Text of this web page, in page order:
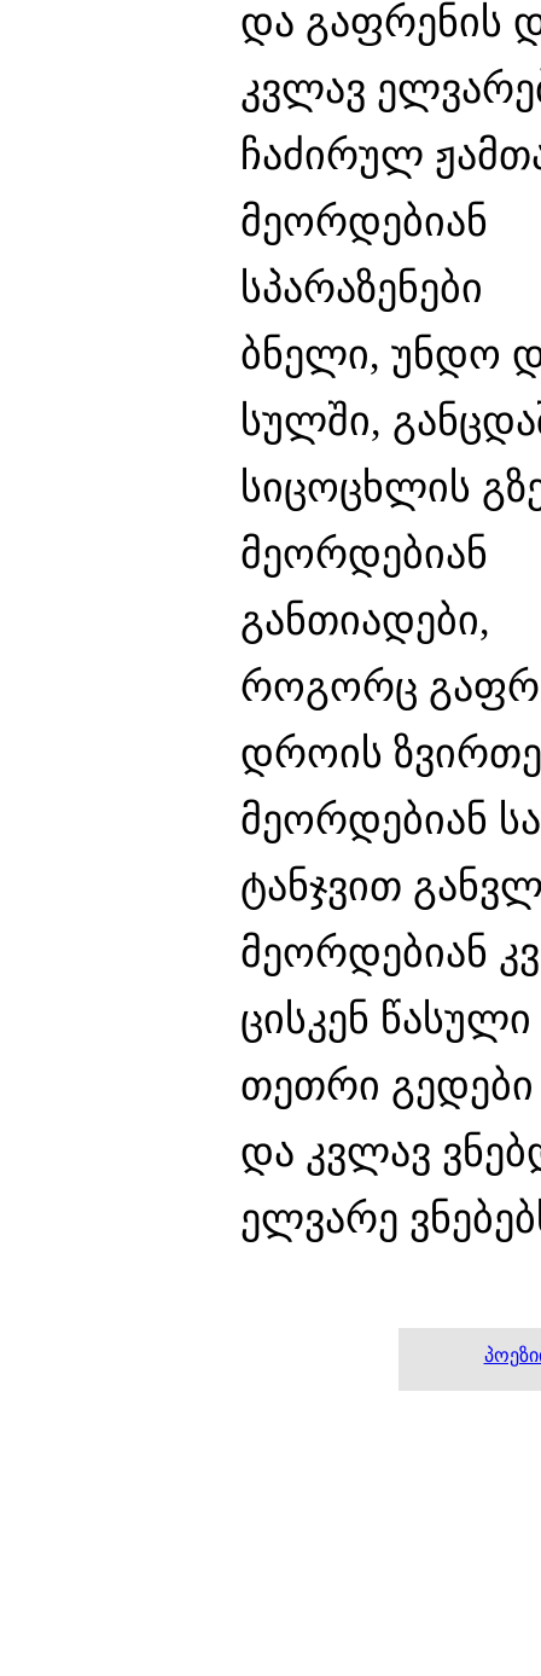
და გაფრენის
კვლავ
ჩაძირულ
მეორდებიან
სპარაზენები
ბნელი, უნდო
სულში,
სიცოცხლის
მეორდებიან
განთიადები,
როგორც
დროის
მეორდებიან
ტანჯვით
მეორდებიან
ცისკენ წასული
თეთრი გედები
და კვლავ
ელვარე